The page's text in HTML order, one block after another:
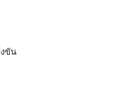
ขัน